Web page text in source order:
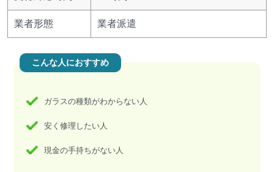
業者形態 業者派遣
こんな人におすすめ
ガラスの種類がわからない人
安く修理したい人
現金の手持ちがない人